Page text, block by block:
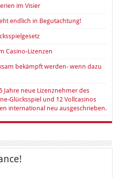
im Visier
endlich in Begutachtung!
Casino-Lizenzen
bekämpft werden- wenn dazu
Jahre neue Lizenznehmer des
Glücksspiel und 12 Vollcasinos
international neu ausgeschrieben.